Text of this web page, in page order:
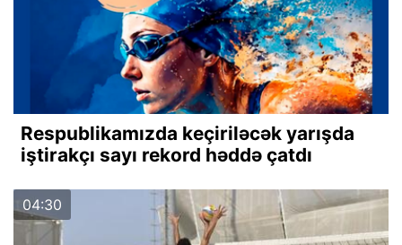
Respublikamızda keçiriləcək yarışda
iştirakçı sayı rekord həddə çatdı
04:30